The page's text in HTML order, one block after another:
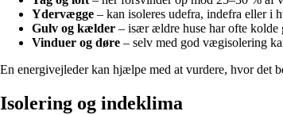
Ydervægge – kan isoleres udefra, indefra eller i
Gulv og kælder – især ældre huse har ofte kolde
Vinduer og døre – selv med god vægisolering
En energivejleder kan hjælpe med at vurdere, hvor det
Isolering og indeklima